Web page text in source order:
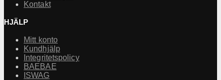
Kontakt
HJÄLP
Mitt konto
Kundhjälp
Integritetspolicy
BAEBAE
ISWAG